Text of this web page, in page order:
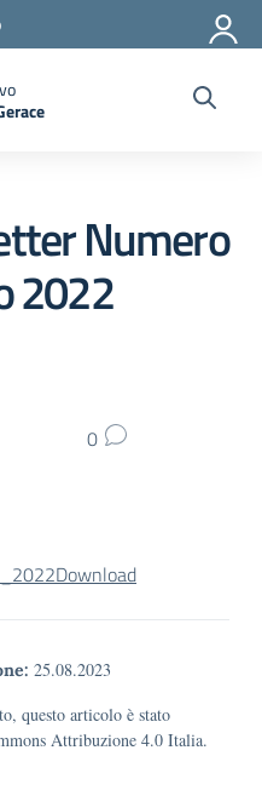
Numero
2022
0
Download
25.08.2023
questo articolo è stato
Attribuzione 4.0 Italia.